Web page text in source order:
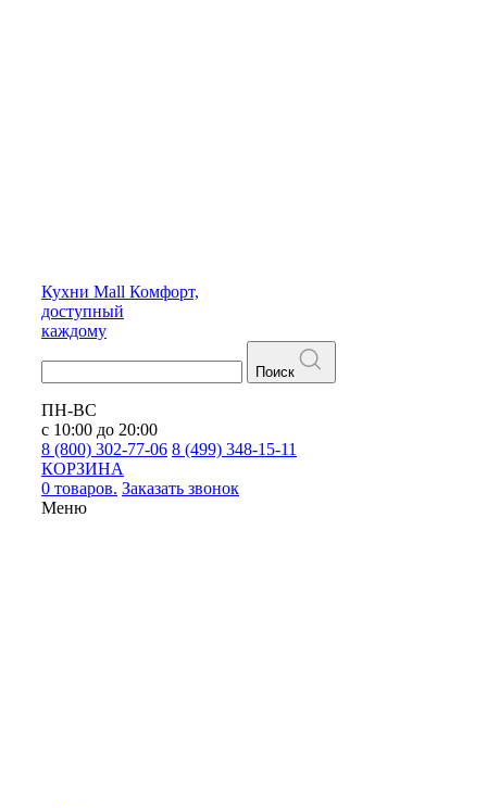
Кухни Mall Комфорт,
доступный
каждому
Поиск
ПН-ВС
с 10:00 до 20:00
8 (800) 302-77-06 8 (499) 348-15-11
КОРЗИНА
0 товаров. Заказать звонок
Меню